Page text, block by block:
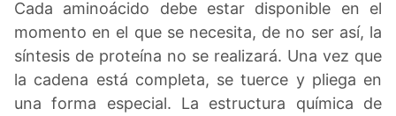
Cada aminoácido debe estar disponible en el
momento en el que se necesita, de no ser así, la
síntesis de proteína no se realizará. Una vez que
la cadena está completa, se tuerce y pliega en
una forma especial. La estructura química de